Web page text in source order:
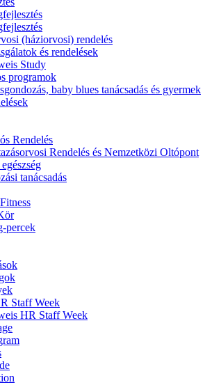
(háziorvosi) rendelés
és rendelések
Study
programok
baby blues tanácsadás és gyermek
Rendelés
Rendelés és Nemzetközi Oltópont
tanácsadás
percek
Staff Week
HR Staff Week